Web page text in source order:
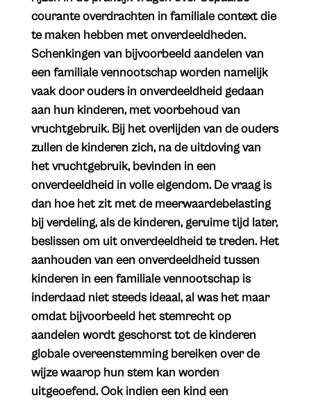
courante overdrachten in familiale context die
te maken hebben met onverdeeldheden.
Schenkingen van bijvoorbeeld aandelen van
een familiale vennootschap worden namelijk
vaak door ouders in onverdeeldheid gedaan
aan hun kinderen, met voorbehoud van
vruchtgebruik. Bij het overlijden van de ouders
zullen de kinderen zich, na de uitdoving van
het vruchtgebruik, bevinden in een
onverdeeldheid in volle eigendom. De vraag is
dan hoe het zit met de meerwaardebelasting
bij verdeling, als de kinderen, geruime tijd later,
beslissen om uit onverdeeldheid te treden. Het
aanhouden van een onverdeeldheid tussen
kinderen in een familiale vennootschap is
inderdaad niet steeds ideaal, al was het maar
omdat bijvoorbeeld het stemrecht op
aandelen wordt geschorst tot de kinderen
globale overeenstemming bereiken over de
wijze waarop hun stem kan worden
uitgeoefend. Ook indien een kind een